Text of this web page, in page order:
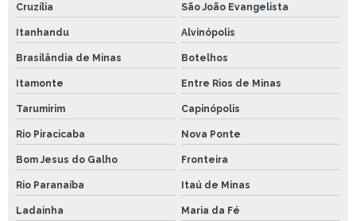
Cruzília São João Evangelista
Itanhandu Alvinópolis
Brasilândia de Minas Botelhos
Itamonte Entre Rios de Minas
Tarumirim Capinópolis
Rio Piracicaba Nova Ponte
Bom Jesus do Galho Fronteira
Rio Paranaíba Itaú de Minas
Ladainha Maria da Fé